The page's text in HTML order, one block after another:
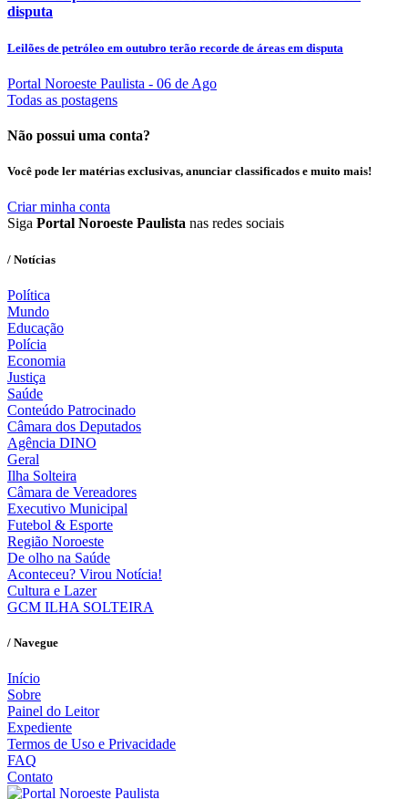
disputa
Leilões de petróleo em outubro terão recorde de áreas em disputa
Portal Noroeste Paulista - 06 de Ago
Todas as postagens
Não possui uma conta?
Você pode ler matérias exclusivas, anunciar classificados e muito mais!
Criar minha conta
Siga Portal Noroeste Paulista nas redes sociais
/ Notícias
Política
Mundo
Educação
Polícia
Economia
Justiça
Saúde
Conteúdo Patrocinado
Câmara dos Deputados
Agência DINO
Geral
Ilha Solteira
Câmara de Vereadores
Executivo Municipal
Futebol & Esporte
Região Noroeste
De olho na Saúde
Aconteceu? Virou Notícia!
Cultura e Lazer
GCM ILHA SOLTEIRA
/ Navegue
Início
Sobre
Painel do Leitor
Expediente
Termos de Uso e Privacidade
FAQ
Contato